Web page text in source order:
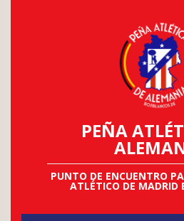
PEÑA
PUNTO DE ENCUENTRO
ATLÉTICO DE MADRID